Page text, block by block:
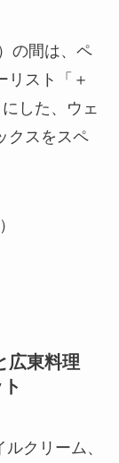
の間は、ペ
リスト「＋
した、ウェ
クスをスペ
広東料理
クリーム、